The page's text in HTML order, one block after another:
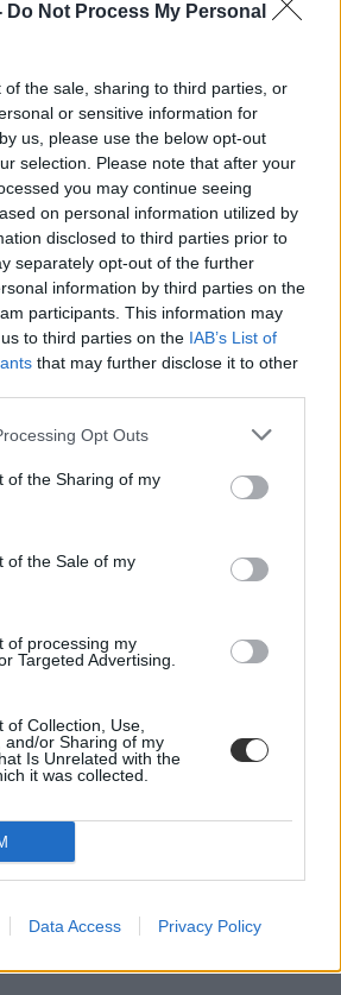
Do Not Process My Personal
of the sale, sharing to third parties, or
or sensitive information for
us, please use the below opt-out
selection. Please note that after your
you may continue seeing
on personal information utilized by
disclosed to third parties prior to
separately opt-out of the further
information by third parties on the
participants. This information may
to third parties on the IAB’s List of
that may further disclose it to other
Opt Outs
of the Sharing of my
of the Sale of my
of processing my
Targeted Advertising.
of Collection, Use,
and/or Sharing of my
Is Unrelated with the
it was collected.
Data Access Privacy Policy